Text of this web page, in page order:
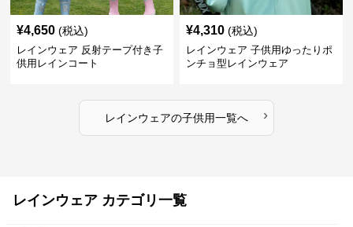
¥4,650 (税込)
レインウェア 反射テープ付き子
供用レインコート
¥4,310 (税込)
レインウェア 子供用ゆったりポ
ンチョ型レインウェア
レインウェアの子供用一覧へ ›
レインウェア カテゴリ一覧